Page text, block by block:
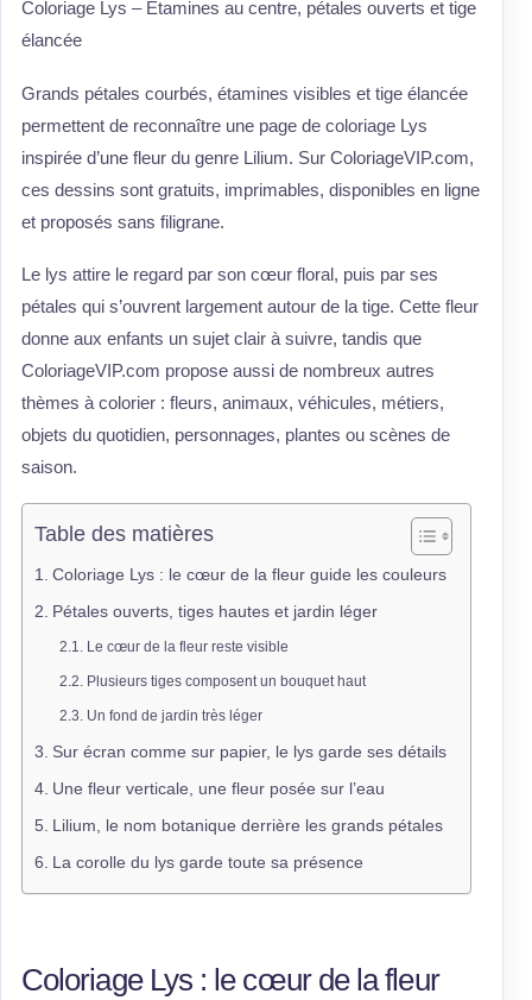
Coloriage Lys – Étamines au centre, pétales ouverts et tige
élancée
Grands pétales courbés, étamines visibles et tige élancée
permettent de reconnaître une page de coloriage Lys
inspirée d’une fleur du genre Lilium. Sur ColoriageVIP.com,
ces dessins sont gratuits, imprimables, disponibles en ligne
et proposés sans filigrane.
Le lys attire le regard par son cœur floral, puis par ses
pétales qui s’ouvrent largement autour de la tige. Cette fleur
donne aux enfants un sujet clair à suivre, tandis que
ColoriageVIP.com propose aussi de nombreux autres
thèmes à colorier : fleurs, animaux, véhicules, métiers,
objets du quotidien, personnages, plantes ou scènes de
saison.
Table des matières
Coloriage Lys : le cœur de la fleur guide les couleurs
Pétales ouverts, tiges hautes et jardin léger
Le cœur de la fleur reste visible
Plusieurs tiges composent un bouquet haut
Un fond de jardin très léger
Sur écran comme sur papier, le lys garde ses détails
Une fleur verticale, une fleur posée sur l’eau
Lilium, le nom botanique derrière les grands pétales
La corolle du lys garde toute sa présence
Coloriage Lys : le cœur de la fleur